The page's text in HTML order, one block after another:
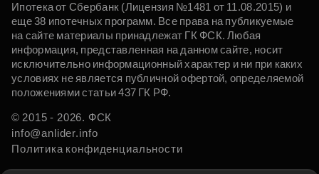
Ипотека от Сбербанк (Лицензия №1481 от 11.08.2015) и
еще 38 ипотечных программ. Все права на публикуемые
на сайте материалы принадлежат ГК ФСК. Любая
информация, представленная на данном сайте, носит
исключительно информационный характер и ни при каких
условиях не является публичной офертой, определяемой
положениями статьи 437 ГК РФ.
© 2015 - 2026. ФСК
info@anlider.info
Политика конфиденциальности